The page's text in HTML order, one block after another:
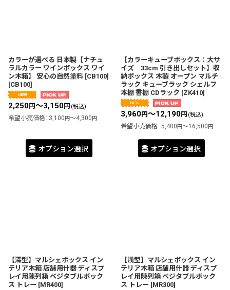
カラーが選べる 日本製【ナチュ
ラルカラー ワインボックス ワイ
ン木箱】 安心の自然塗料 [CB100]
[CB100]
2,250円～3,150円 (税込)
希望小売価格 : 3,100 円～4,300 円
オプション選択
【カラーキューブボックス：大サ
イズ 33cm 引き出しセット】収
納ボックス 木製 オープン マルチ
ラック キューブラック シェルフ
本棚 書棚 CDラック [ZK410]
3,960円～12,190円 (税込)
希望小売価格 : 5,400 円～16,500 円
オプション選択
【深型】マルシェボックス イン
テリア木箱 店舗用什器 ディスプ
レイ用陳列箱 ベジタブルボック
ス トレー [MR400]
【浅型】マルシェボックス イン
テリア木箱 店舗用什器 ディスプ
レイ用陳列箱 ベジタブルボック
ス トレー [MR300]